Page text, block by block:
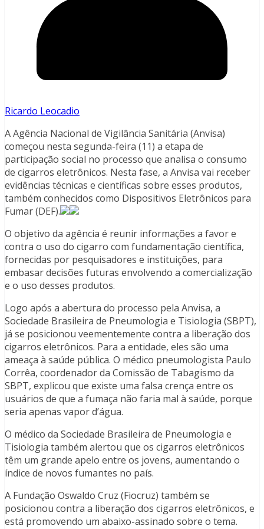
Ricardo Leocadio
A Agência Nacional de Vigilância Sanitária (Anvisa)
começou nesta segunda-feira (11) a etapa de
participação social no processo que analisa o consumo
de cigarros eletrônicos. Nesta fase, a Anvisa vai receber
evidências técnicas e científicas sobre esses produtos,
também conhecidos como Dispositivos Eletrônicos para
Fumar (DEF).
O objetivo da agência é reunir informações a favor e
contra o uso do cigarro com fundamentação científica,
fornecidas por pesquisadores e instituições, para
embasar decisões futuras envolvendo a comercialização
e o uso desses produtos.
Logo após a abertura do processo pela Anvisa, a
Sociedade Brasileira de Pneumologia e Tisiologia (SBPT),
já se posicionou veementemente contra a liberação dos
cigarros eletrônicos. Para a entidade, eles são uma
ameaça à saúde pública. O médico pneumologista Paulo
Corrêa, coordenador da Comissão de Tabagismo da
SBPT, explicou que existe uma falsa crença entre os
usuários de que a fumaça não faria mal à saúde, porque
seria apenas vapor d’água.
O médico da Sociedade Brasileira de Pneumologia e
Tisiologia também alertou que os cigarros eletrônicos
têm um grande apelo entre os jovens, aumentando o
índice de novos fumantes no país.
A Fundação Oswaldo Cruz (Fiocruz) também se
posicionou contra a liberação dos cigarros eletrônicos, e
está promovendo um abaixo-assinado sobre o tema.